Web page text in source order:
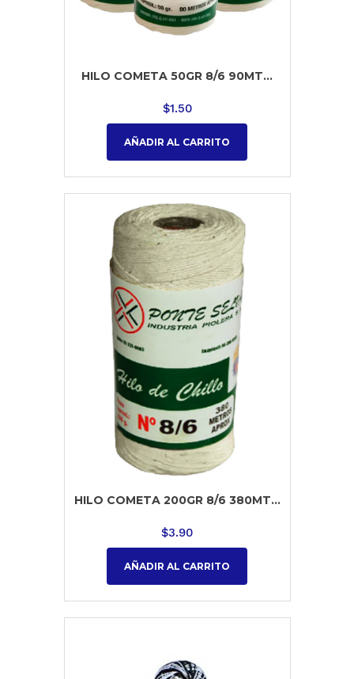
HILO COMETA 50GR 8/6 90MT...
$1.50
AÑADIR AL CARRITO
HILO COMETA 200GR 8/6 380MT...
$3.90
AÑADIR AL CARRITO